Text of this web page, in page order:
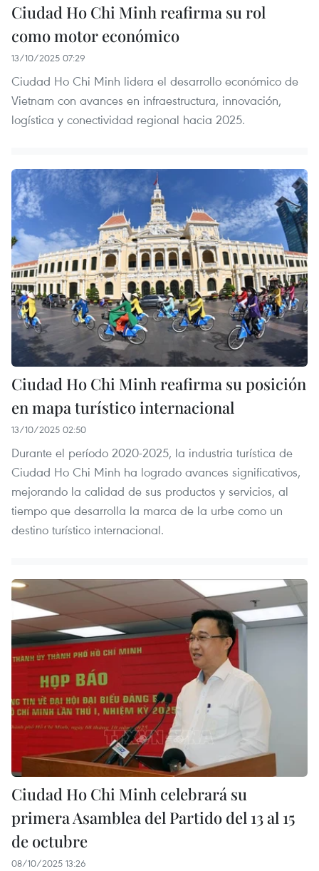
Ciudad Ho Chi Minh reafirma su rol
como motor económico
13/10/2025 07:29
Ciudad Ho Chi Minh lidera el desarrollo económico de
Vietnam con avances en infraestructura, innovación,
logística y conectividad regional hacia 2025.
Ciudad Ho Chi Minh reafirma su posición
en mapa turístico internacional
13/10/2025 02:50
Durante el período 2020-2025, la industria turística de
Ciudad Ho Chi Minh ha logrado avances significativos,
mejorando la calidad de sus productos y servicios, al
tiempo que desarrolla la marca de la urbe como un
destino turístico internacional.
Ciudad Ho Chi Minh celebrará su
primera Asamblea del Partido del 13 al 15
de octubre
08/10/2025 13:26